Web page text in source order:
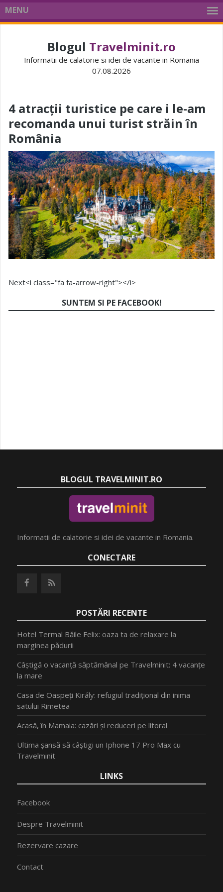
MENU
Blogul Travelminit.ro
Informatii de calatorie si idei de vacante in Romania
07.08.2026
4 atracții turistice pe care i le-am
recomanda unui turist străin în
România
Next<i class="fa fa-arrow-right"></i>
SUNTEM SI PE FACEBOOK!
BLOGUL TRAVELMINIT.RO
Informatii de calatorie si idei de vacante in Romania.
CONECTARE
POSTĂRI RECENTE
Hotel Termal Băile Felix: oaza ta de relaxare la
marginea pădurii
Câștigă o vacanță săptămânal pe Travelminit: 4 vacanțe
la mare
Casa de Oaspeți Király: refugiul tradițional din inima
satului Rimetea
Acasă, în Mamaia: cazări și reduceri pe litoral
Ultima șansă să câștigi un Iphone 17 Pro Max cu
Travelminit
LINKS
Facebook
Despre Travelminit
Rezervare cazare
Contact